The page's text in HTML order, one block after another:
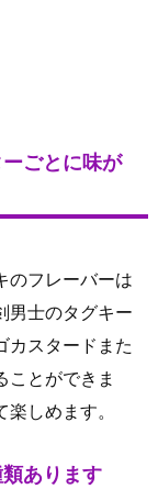
ごとに味が
のフレーバーは
男士のタグキー
カスタードまた
ことができま
しめます。
あります